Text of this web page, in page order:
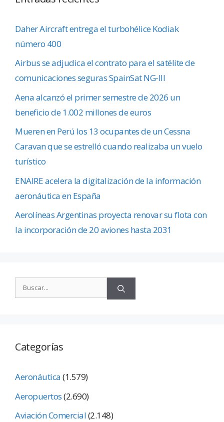
Daher Aircraft entrega el turbohélice Kodiak
número 400
Airbus se adjudica el contrato para el satélite de
comunicaciones seguras SpainSat NG-III
Aena alcanzó el primer semestre de 2026 un
beneficio de 1.002 millones de euros
Mueren en Perú los 13 ocupantes de un Cessna
Caravan que se estrelló cuando realizaba un vuelo
turístico
ENAIRE acelera la digitalización de la información
aeronáutica en España
Aerolíneas Argentinas proyecta renovar su flota con
la incorporación de 20 aviones hasta 2031
Categorías
Aeronáutica(1.579)
Aeropuertos(2.690)
Aviación Comercial(2.148)